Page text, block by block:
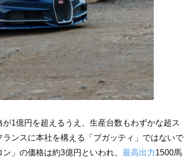
1億円を超えるうえ、生産台数もわずかな超ス
ンスに本社を構える「ブガッティ」ではないで
」の価格は約3億円といわれ、 最高出力1500馬